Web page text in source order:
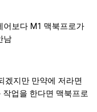
어보다 M1 맥북프로가
남
겠지만 만약에 저라면
업을 한다면 맥북프로